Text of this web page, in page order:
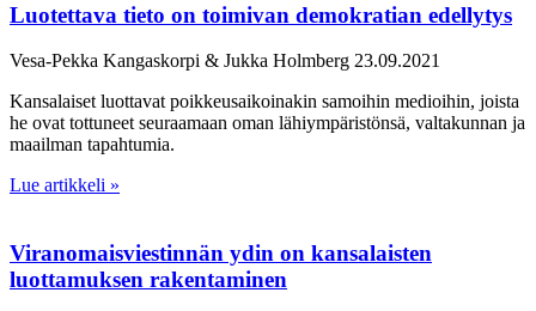
Luotettava tieto on toimivan demokratian edellytys
Vesa-Pekka Kangaskorpi & Jukka Holmberg 23.09.2021
Kansalaiset luottavat poikkeusaikoinakin samoihin medioihin, joista
he ovat tottuneet seuraamaan oman lähiympäristönsä, valtakunnan ja
maailman tapahtumia.
Lue artikkeli »
Viranomaisviestinnän ydin on kansalaisten
luottamuksen rakentaminen